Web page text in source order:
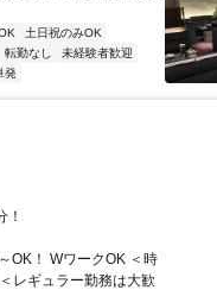
土日祝のみOK
転勤なし
未経験者歓迎
発
OK！ WワークOK ＜時
レギュラー勤務は大歓